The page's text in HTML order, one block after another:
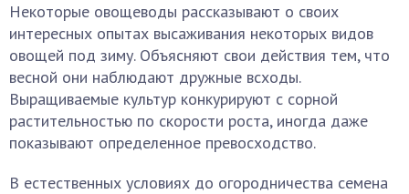
Некоторые овощеводы рассказывают о своих
интересных опытах высаживания некоторых видов
овощей под зиму. Объясняют свои действия тем, что
весной они наблюдают дружные всходы.
Выращиваемые культур конкурируют с сорной
растительностью по скорости роста, иногда даже
показывают определенное превосходство.
В естественных условиях до огородничества семена